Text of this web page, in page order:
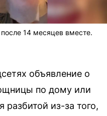
14 месяцев вместе.
объявление о
по дому или
разбитой из-за того,